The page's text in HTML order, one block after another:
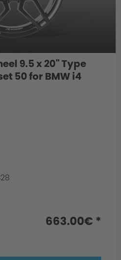
9.5 x 20" Type
50 for BMW i4
663.00€ *